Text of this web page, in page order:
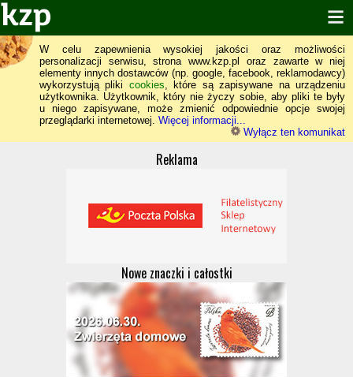
W celu zapewnienia wysokiej jakości oraz możliwości
personalizacji serwisu, strona www.kzp.pl oraz zawarte w niej
elementy innych dostawców (np. google, facebook, reklamodawcy)
wykorzystują pliki cookies, które są zapisywane na urządzeniu
użytkownika. Użytkownik, który nie życzy sobie, aby pliki te były
u niego zapisywane, może zmienić odpowiednie opcje swojej
przeglądarki internetowej. Więcej informacji...
Wyłącz ten komunikat
Reklama
Nowe znaczki i całostki